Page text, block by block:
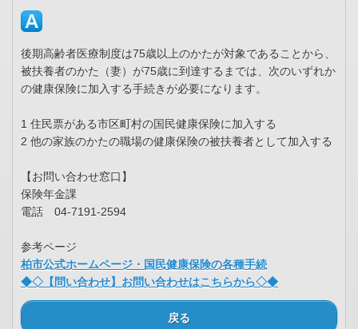
後期高齢者医療制度は75歳以上のかたが対象であることから、
被扶養者のかた（妻）が75歳に到達するまでは、次のいずれか
の健康保険に加入する手続きが必要になります。
1 住民票がある市区町村の国民健康保険に加入する
2 他の家族のかたの職場の健康保険の被扶養者として加入する
【お問い合わせ窓口】
保険年金課
電話 04-7191-2594
参考ページ
柏市公式ホームページ・国民健康保険の各種手続
◆◇【問い合わせ】お問い合わせはこちらから◇◆
戻る